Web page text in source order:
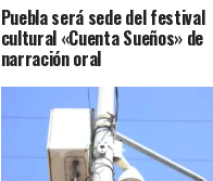
Puebla será sede del festival
cultural «Cuenta Sueños» de
narración oral